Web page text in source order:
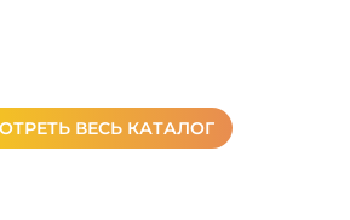
ВЕСЬ КАТАЛОГ